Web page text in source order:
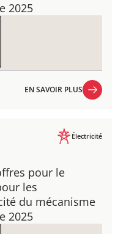
2025
EN SAVOIR PLUS
pour le
les
du mécanisme
2025
Électricité